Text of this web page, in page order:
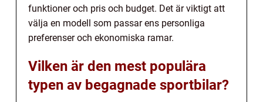
funktioner och pris och budget. Det är viktigt att
välja en modell som passar ens personliga
preferenser och ekonomiska ramar.
Vilken är den mest populära
typen av begagnade sportbilar?